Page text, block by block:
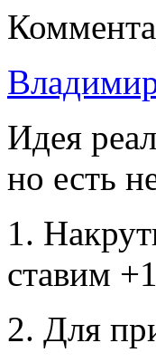
Идея
но есть
1.
ставим
2. Для